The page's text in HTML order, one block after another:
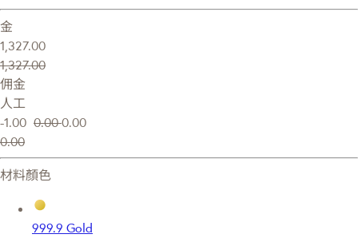
金
1,327.00
1,327.00
佣金
人工
-1.00 0.000.00
0.00
材料顏色
999.9 Gold